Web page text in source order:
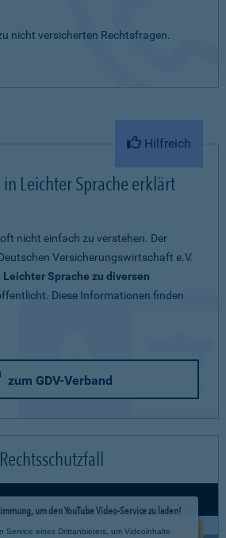
nicht versicherten Rechtsfragen.
Hilfreich
Leichter Sprache erklärt
nicht einfach zu verstehen. Der
Versicherungswirtschaft e.V.
Sprache zu diversen
Diese Informationen finden
zum GDV-Verband
um den YouTube Video-Service zu laden!
Service eines Drittanbieters, um Videoinhalte